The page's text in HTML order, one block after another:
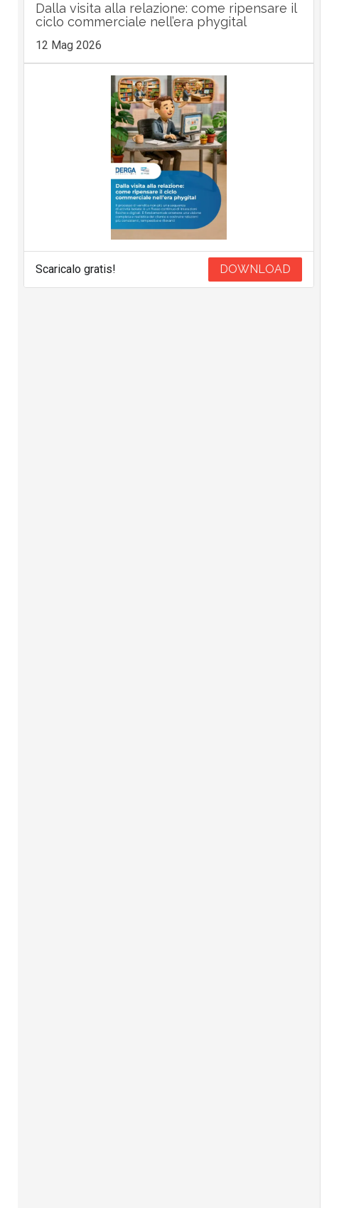
Dalla visita alla relazione: come ripensare il
ciclo commerciale nell’era phygital
12 Mag 2026
Scaricalo gratis! DOWNLOAD